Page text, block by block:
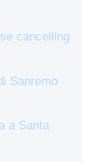
cancelling
Sanremo
a Santa